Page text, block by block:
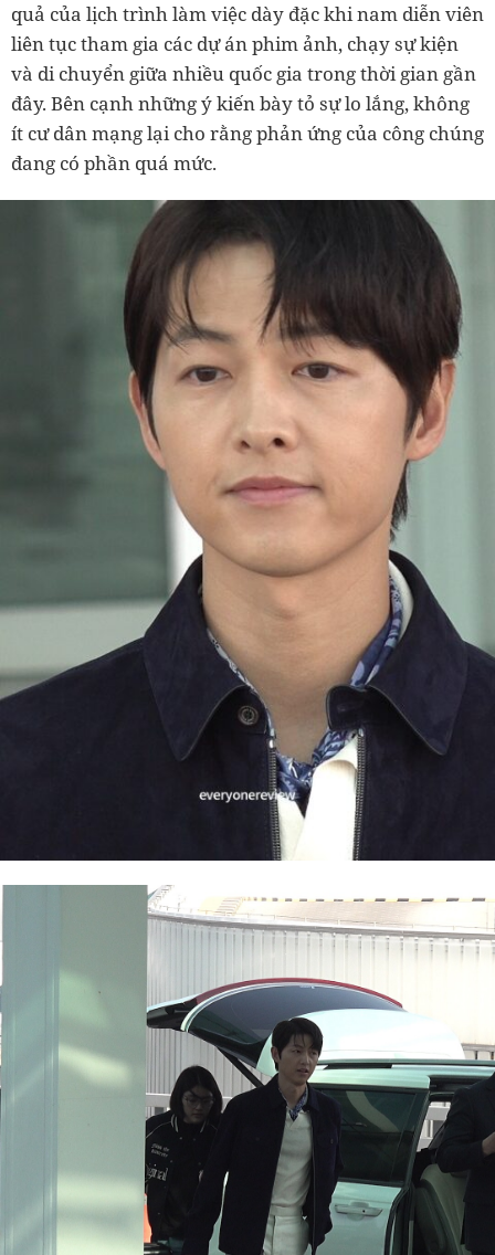
quả của lịch trình làm việc dày đặc khi nam diễn viên
liên tục tham gia các dự án phim ảnh, chạy sự kiện
và di chuyển giữa nhiều quốc gia trong thời gian gần
đây. Bên cạnh những ý kiến bày tỏ sự lo lắng, không
ít cư dân mạng lại cho rằng phản ứng của công chúng
đang có phần quá mức.